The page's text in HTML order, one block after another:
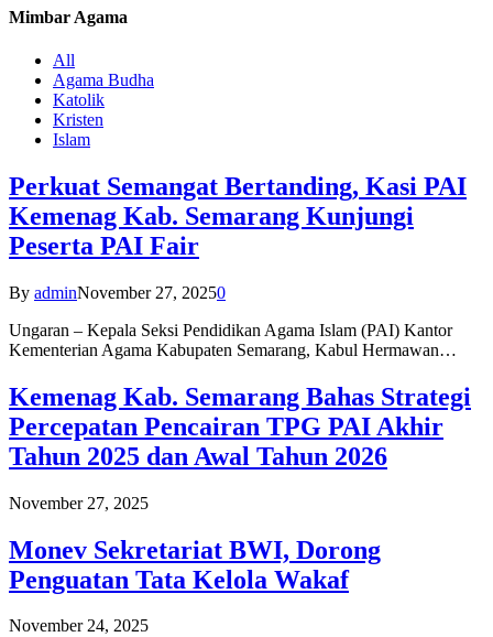
Mimbar Agama
All
Agama Budha
Katolik
Kristen
Islam
Perkuat Semangat Bertanding, Kasi PAI
Kemenag Kab. Semarang Kunjungi
Peserta PAI Fair
By adminNovember 27, 20250
Ungaran – Kepala Seksi Pendidikan Agama Islam (PAI) Kantor
Kementerian Agama Kabupaten Semarang, Kabul Hermawan…
Kemenag Kab. Semarang Bahas Strategi
Percepatan Pencairan TPG PAI Akhir
Tahun 2025 dan Awal Tahun 2026
November 27, 2025
Monev Sekretariat BWI, Dorong
Penguatan Tata Kelola Wakaf
November 24, 2025